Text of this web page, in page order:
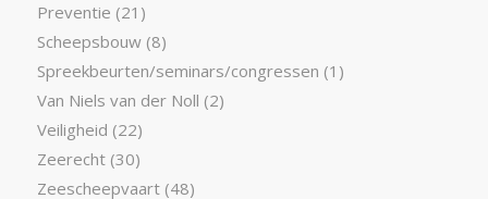
Preventie (21)
Scheepsbouw(8)
Spreekbeurten/seminars/congressen (1)
Van Niels van der Noll (2)
Veiligheid (22)
Zeerecht(30)
Zeescheepvaart(48)